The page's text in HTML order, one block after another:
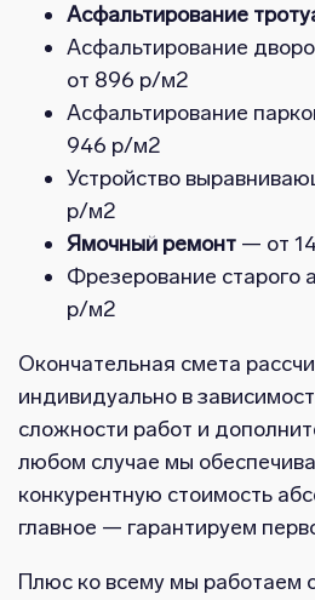
Асфальтирование
Асфальтирование
от 896 р/м2
Асфальтирование
946 р/м2
Устройство
р/м2
Ямочный ремонт — от
Фрезерование старого
р/м2
Окончательная смета
индивидуально в
сложности работ и
любом случае мы
конкурентную стоимость
главное — гарантируем
Плюс ко всему мы работаем